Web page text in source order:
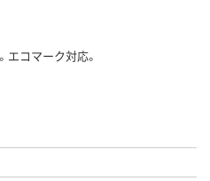
コマーク対応。